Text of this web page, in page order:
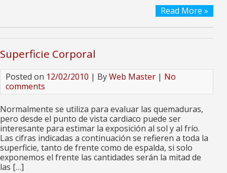
Read More »
Superficie Corporal
Posted on 12/02/2010 | ByWeb Master | No
comments
Normalmente se utiliza para evaluar las quemaduras,
pero desde el punto de vista cardiaco puede ser
interesante para estimar la exposición al sol y al frío.
Las cifras indicadas a continuación se refieren a toda la
superficie, tanto de frente como de espalda, si solo
exponemos el frente las cantidades serán la mitad de
las […]